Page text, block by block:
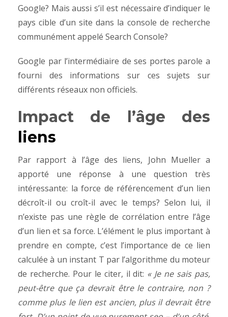
Google? Mais aussi s’il est nécessaire d’indiquer le
pays cible d’un site dans la console de recherche
communément appelé Search Console?
Google par l’intermédiaire de ses portes parole a
fourni des informations sur ces sujets sur
différents réseaux non officiels.
Impact de l’âge des
liens
Par rapport à l’âge des liens, John Mueller a
apporté une réponse à une question très
intéressante: la force de référencement d’un lien
décroît-il ou croît-il avec le temps? Selon lui, il
n’existe pas une règle de corrélation entre l’âge
d’un lien et sa force. L’élément le plus important à
prendre en compte, c’est l’importance de ce lien
calculée à un instant T par l’algorithme du moteur
de recherche. Pour le citer, il dit: « Je ne sais pas,
peut-être que ça devrait être le contraire, non ?
comme plus le lien est ancien, plus il devrait être